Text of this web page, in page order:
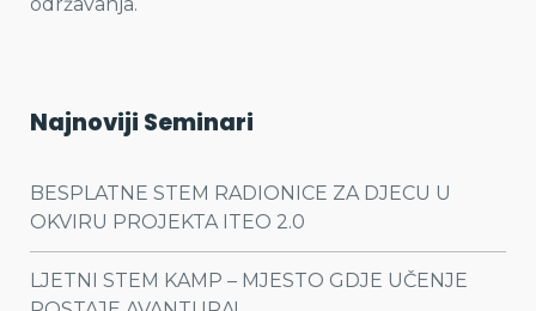
Najnoviji Seminari
BESPLATNE STEM RADIONICE ZA DJECU U
OKVIRU PROJEKTA ITEO 2.0
LJETNI STEM KAMP – MJESTO GDJE UČENJE